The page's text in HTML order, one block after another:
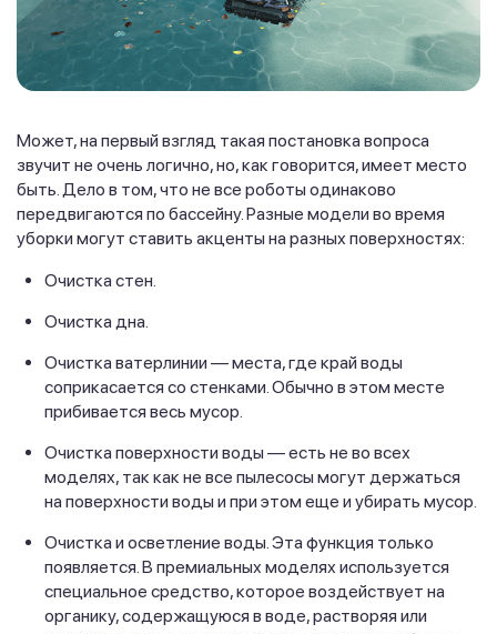
Может, на первый взгляд такая постановка вопроса
звучит не очень логично, но, как говорится, имеет место
быть. Дело в том, что не все роботы одинаково
передвигаются по бассейну. Разные модели во время
уборки могут ставить акценты на разных поверхностях:
Очистка стен.
Очистка дна.
Очистка ватерлинии — места, где край воды
соприкасается со стенками. Обычно в этом месте
прибивается весь мусор.
Очистка поверхности воды — есть не во всех
моделях, так как не все пылесосы могут держаться
на поверхности воды и при этом еще и убирать мусор.
Очистка и осветление воды. Эта функция только
появляется. В премиальных моделях используется
специальное средство, которое воздействует на
органику, содержащуюся в воде, растворяя или